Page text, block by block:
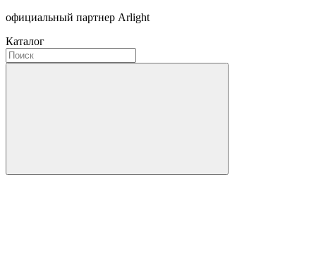
официальный партнер Arlight
Каталог